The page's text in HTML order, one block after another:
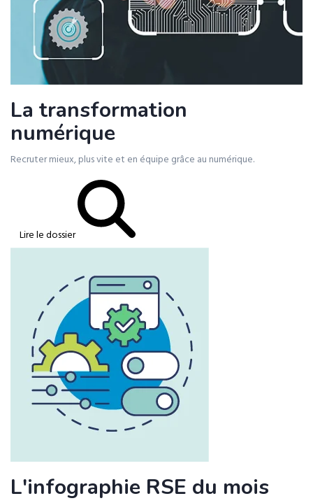
La transformation
numérique
Recruter mieux, plus vite et en équipe grâce au numérique.
Lire le dossier
L'infographie RSE du mois